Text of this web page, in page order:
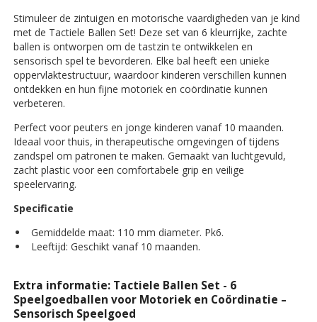
Stimuleer de zintuigen en motorische vaardigheden van je kind
met de Tactiele Ballen Set! Deze set van 6 kleurrijke, zachte
ballen is ontworpen om de tastzin te ontwikkelen en
sensorisch spel te bevorderen. Elke bal heeft een unieke
oppervlaktestructuur, waardoor kinderen verschillen kunnen
ontdekken en hun fijne motoriek en coördinatie kunnen
verbeteren.
Perfect voor peuters en jonge kinderen vanaf 10 maanden.
Ideaal voor thuis, in therapeutische omgevingen of tijdens
zandspel om patronen te maken. Gemaakt van luchtgevuld,
zacht plastic voor een comfortabele grip en veilige
speelervaring.
Specificatie
Gemiddelde maat: 110 mm diameter. Pk6.
Leeftijd: Geschikt vanaf 10 maanden.
Extra informatie: Tactiele Ballen Set - 6
Speelgoedballen voor Motoriek en Coördinatie –
Sensorisch Speelgoed